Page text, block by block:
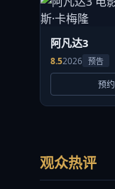
阿凡达3
8.52026 预告
预约
观众热评